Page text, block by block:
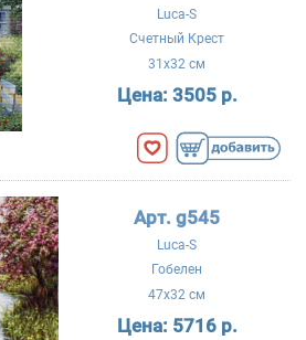
Luca-S
Счетный Крест
31x32 см
Цена: 3505 р.
Арт. g545
Luca-S
Гобелен
47x32 см
Цена: 5716 р.